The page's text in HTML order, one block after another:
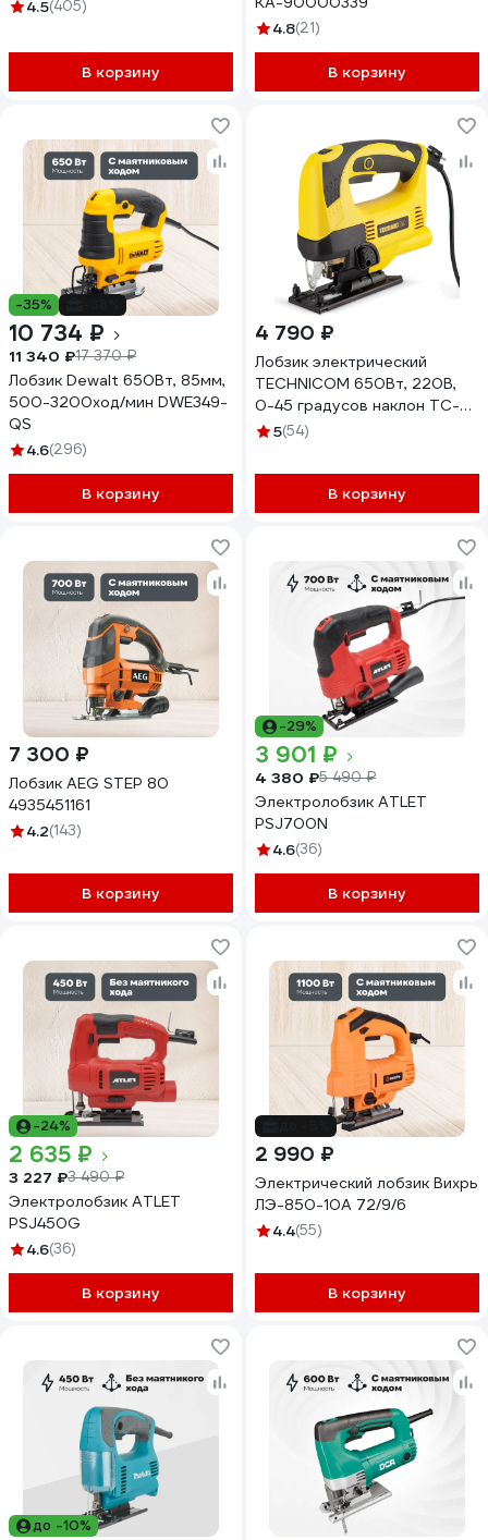
4.5(405)
В корзину
4.8(21)
В корзину
-35%
10 734 ₽
11 340 ₽17 370 ₽
Лобзик Dewalt 650Вт, 85мм,
500-3200ход/мин DWE349-
QS
4.6(296)
В корзину
4 790 ₽
Лобзик электрический
TECHNICOM 650Вт, 220В,
0-45 градусов наклон TC-
EJS600
5(54)
В корзину
7 300 ₽
Лобзик AEG STEP 80
4935451161
4.2(143)
В корзину
-29%
3 901 ₽
4 380 ₽5 490 ₽
Электролобзик ATLET
PSJ700N
4.6(36)
В корзину
-24%
2 635 ₽
3 227 ₽3 490 ₽
Электролобзик ATLET
PSJ450G
4.6(36)
В корзину
2 990 ₽
Электрический лобзик Вихрь
ЛЭ-850-10А 72/9/6
4.4(55)
В корзину
до -10%